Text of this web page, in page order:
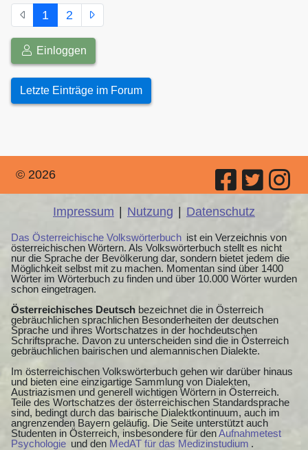
1 2
Einloggen
Letzte Einträge im Forum
© 2026
Impressum | Nutzung | Datenschutz
Das Österreichische Volkswörterbuch ist ein Verzeichnis von
österreichischen Wörtern. Als Volkswörterbuch stellt es nicht
nur die Sprache der Bevölkerung dar, sondern bietet jedem die
Möglichkeit selbst mit zu machen. Momentan sind über 1400
Wörter im Wörterbuch zu finden und über 10.000 Wörter wurden
schon eingetragen.
Österreichisches Deutsch bezeichnet die in Österreich
gebräuchlichen sprachlichen Besonderheiten der deutschen
Sprache und ihres Wortschatzes in der hochdeutschen
Schriftsprache. Davon zu unterscheiden sind die in Österreich
gebräuchlichen bairischen und alemannischen Dialekte.
Im österreichischen Volkswörterbuch gehen wir darüber hinaus
und bieten eine einzigartige Sammlung von Dialekten,
Austriazismen und generell wichtigen Wörtern in Österreich.
Teile des Wortschatzes der österreichischen Standardsprache
sind, bedingt durch das bairische Dialektkontinuum, auch im
angrenzenden Bayern geläufig. Die Seite unterstützt auch
Studenten in Österreich, insbesondere für denAufnahmetest
Psychologie und den MedAT für das Medizinstudium .